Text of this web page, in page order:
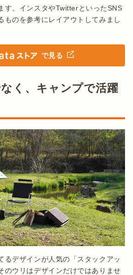
す。インスタやTwitterといったSNS
ものを参考にレイアウトしてみまし
で見る
く、キャンプで活躍
るデザインが人気の「スタックアッ
のウリはデザインだけではありませ